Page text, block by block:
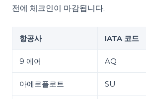
전에 체크인이 마감됩니다.
항공사 IATA 코드
9 에어 AQ
아에로플로트 SU